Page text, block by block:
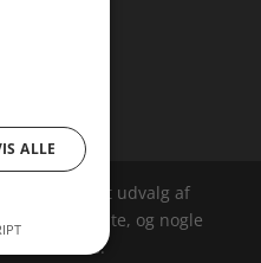
et bredt udvalg af
et affailiatesite, og nogle
affialitelinks.
ALLE